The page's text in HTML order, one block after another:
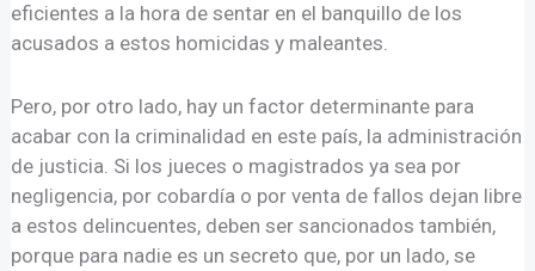
eficientes a la hora de sentar en el banquillo de los
acusados a estos homicidas y maleantes.
Pero, por otro lado, hay un factor determinante para
acabar con la criminalidad en este país, la administración
de justicia. Si los jueces o magistrados ya sea por
negligencia, por cobardía o por venta de fallos dejan libre
a estos delincuentes, deben ser sancionados también,
porque para nadie es un secreto que, por un lado, se